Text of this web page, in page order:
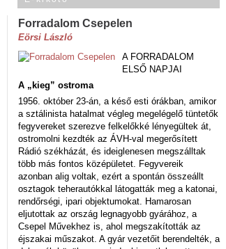
Forradalom Csepelen
Eörsi László
A FORRADALOM
ELSŐ NAPJAI
A „kieg” ostroma
1956. október 23-án, a késő esti órákban, amikor
a sztálinista hatalmat végleg megelégelő tüntetők
fegyvereket szerezve felkelőkké lényegültek át,
ostromolni kezdték az ÁVH-val megerősített
Rádió székházát, és ideiglenesen megszálltak
több más fontos középületet. Fegyvereik
azonban alig voltak, ezért a spontán összeállt
osztagok teherautókkal látogatták meg a katonai,
rendőrségi, ipari objektumokat. Hamarosan
eljutottak az ország legnagyobb gyárához, a
Csepel Művekhez is, ahol megszakították az
éjszakai műszakot. A gyár vezetőit berendelték, a